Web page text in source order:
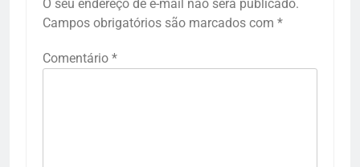
O seu endereço de e-mail não será publicado.
Campos obrigatórios são marcados com *
Comentário *